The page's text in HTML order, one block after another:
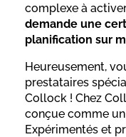
complexe à
demande une
planification sur
Heureusement,
prestataires
Collock ! Chez
conçue comme
Expérimentés et